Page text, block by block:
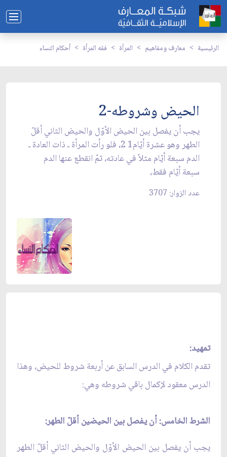
الرئيسية معارف ومفاهيم المرأة فقه المرأة أحكام النساء
الحيض وشروطه-2
يجب أن يفصل بين الحيض الأوّل والحيض الثاني أقلّ
الطهر وهو عشرة أيّام1 2، فلو رأت المرأة ـ ذات العادة ـ
الدم سبعة أيّام مثلاً في عادته، ثمّ انقطع عنها الدم
سبعة أيّام فقط،
عدد الزوار: 3707
تمهيد:
تقدم الكلام في الدرس السابق عن أربعة شروط للحيض، وهذا
الدرس معقود لإكمال باقي شروطه وهي:
الشرط الخامس: أن يفصل بين الحيضين أقلّ الطهر:
يجب أن يفصل بين الحيض الأوّل والحيض الثاني أقلّ الطهر